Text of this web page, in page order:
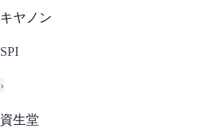
キヤノン
SPI
›
資生堂